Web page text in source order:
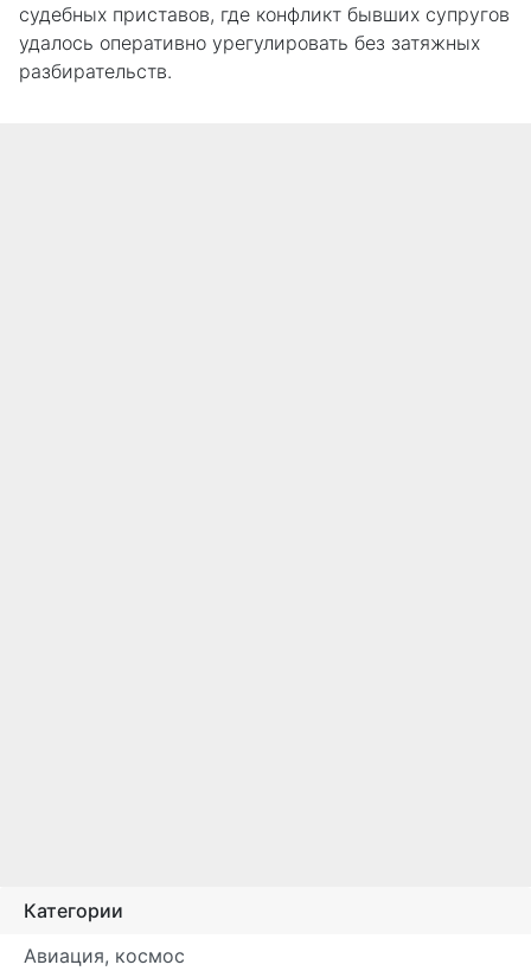
судебных приставов, где конфликт бывших супругов
удалось оперативно урегулировать без затяжных
разбирательств.
Категории
Авиация, космос